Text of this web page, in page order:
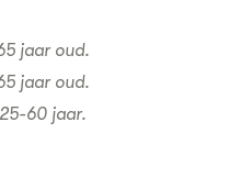
jaar oud.
jaar oud.
60 jaar.